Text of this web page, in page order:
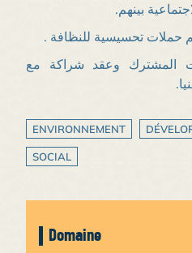
بينهم.
حملات تحسيسية للنظافة .
المشترك وعقد شراكة مع
ENVIRONNEMENT
SOCIAL
Domaine